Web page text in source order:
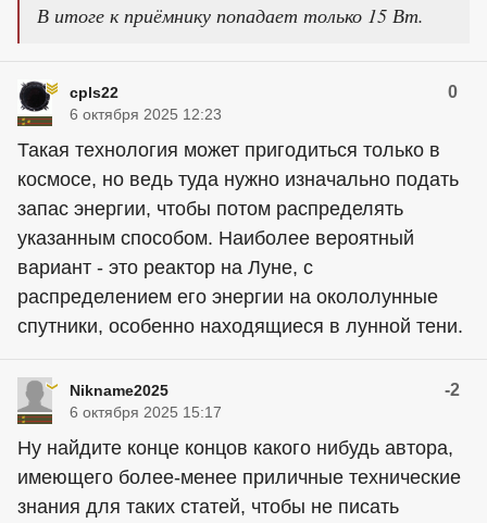
В итоге к приёмнику попадает только 15 Вт.
cpls22 0
6 октября 2025 12:23
Такая технология может пригодиться только в
космосе, но ведь туда нужно изначально подать
запас энергии, чтобы потом распределять
указанным способом. Наиболее вероятный
вариант - это реактор на Луне, с
распределением его энергии на окололунные
спутники, особенно находящиеся в лунной тени.
Nikname2025 -2
6 октября 2025 15:17
Ну найдите конце концов какого нибудь автора,
имеющего более-менее приличные технические
знания для таких статей, чтобы не писать